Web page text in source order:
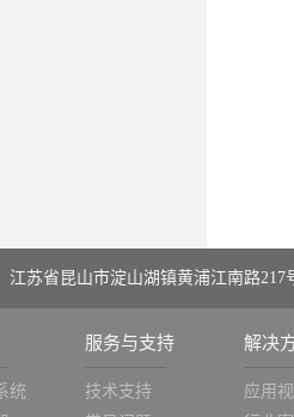
江苏省昆山市淀山湖镇黄浦江南路217
统
服务与支持
技术支持
解决
应用